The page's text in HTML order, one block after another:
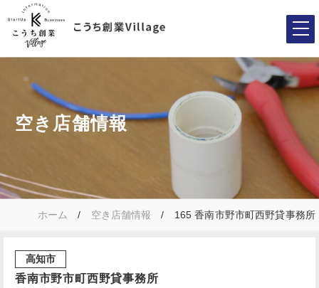
空き店舗情報
ホーム 空き店舗情報 165 香南市野市町西野貸事務所
高知市
香南市野市町西野貸事務所